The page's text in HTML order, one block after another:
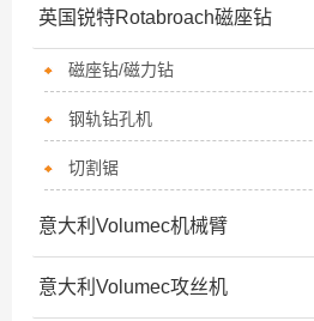
英国锐特Rotabroach磁座钻
磁座钻/磁力钻
钢轨钻孔机
切割锯
意大利Volumec机械臂
意大利Volumec攻丝机